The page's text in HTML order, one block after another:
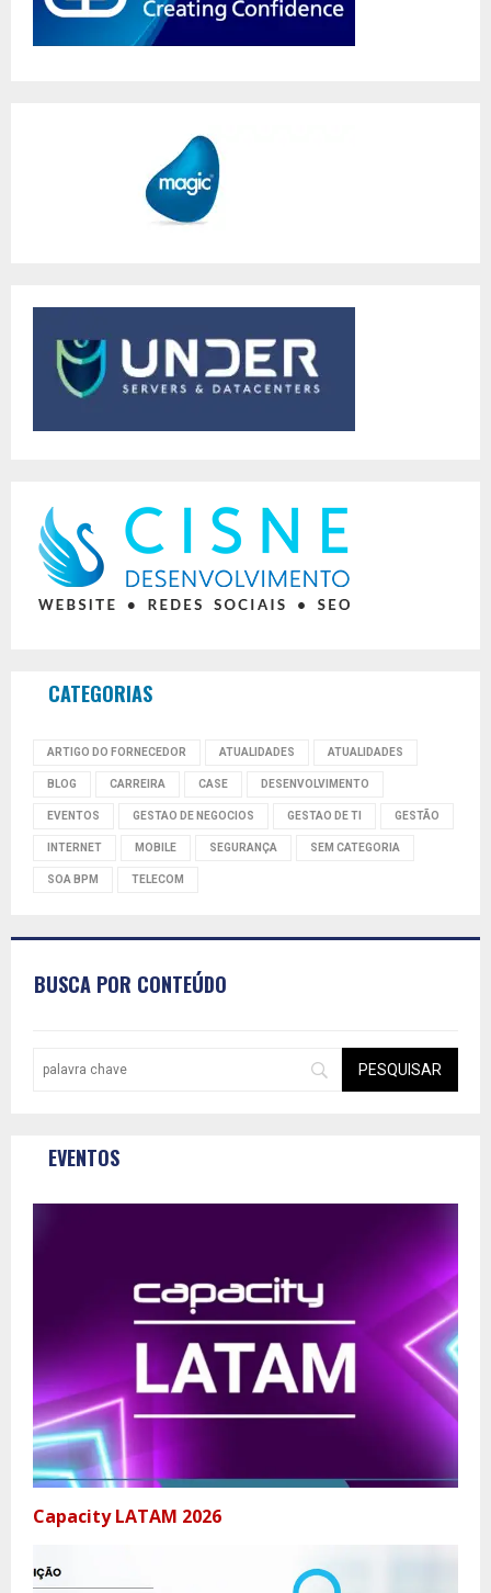
CATEGORIAS
ARTIGO DO FORNECEDOR ATUALIDADES ATUALIDADES
BLOG CARREIRA CASE DESENVOLVIMENTO
EVENTOS GESTAO DE NEGOCIOS GESTAO DE TI GESTÃO
INTERNET MOBILE SEGURANÇA SEM CATEGORIA
SOA BPM TELECOM
BUSCA POR CONTEÚDO
EVENTOS
Capacity LATAM 2026